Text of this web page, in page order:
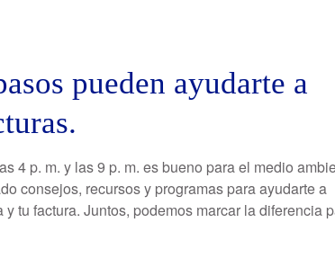
pueden ayudarte a
4 p. m. y las 9 p. m. es bueno para el medio
consejos, recursos y programas para ayudarte a
tu factura. Juntos, podemos marcar la diferencia